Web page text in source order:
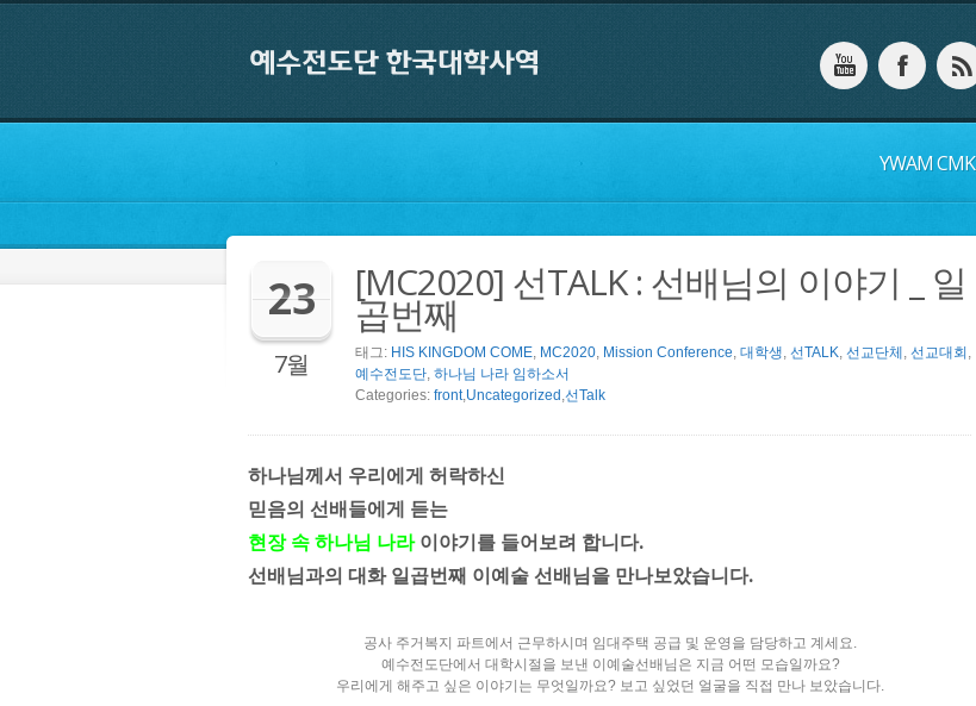
YWAM CMK
23
7월
[MC2020] 선TALK : 선배님의 이야기 _ 일
곱번째
태그: HIS KINGDOM COME, MC2020, Mission Conference, 대학생, 선TALK, 선교단체 , 선교대회 ,
예수전도단, 하나님 나라 임하소서
Categories: front,Uncategorized ,선Talk
하나님께서 우리에게 허락하신
믿음의 선배들에게 듣는
현장 속 하나님 나라이야기를 들어보려 합니다.
선배님과의 대화 일곱번째 이예술 선배님을 만나보았습니다.
공사 주거복지 파트에서 근무하시며 임대주택 공급 및 운영을 담당하고 계세요.
예수전도단에서 대학시절을 보낸 이예술선배님은 지금 어떤 모습일까요?
우리에게 해주고 싶은 이야기는 무엇일까요? 보고 싶었던 얼굴을 직접 만나 보았습니다.